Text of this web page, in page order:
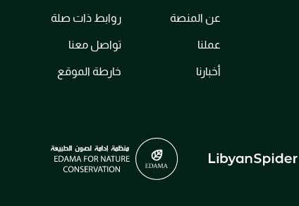
عن المنصة
عملنا
أخبارنا
روابط ذات صلة
تواصل معنا
خارطة الموقع